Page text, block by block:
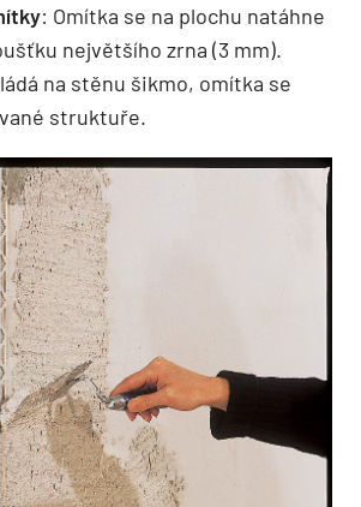
: Omítka se na plochu natáhne
největšího zrna (3 mm).
na stěnu šikmo, omítka se
struktuře.